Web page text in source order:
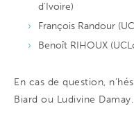
d’Ivoire)
François Randour
Benoît RIHOUX
En cas de question,
Biard ou Ludivine Damay.